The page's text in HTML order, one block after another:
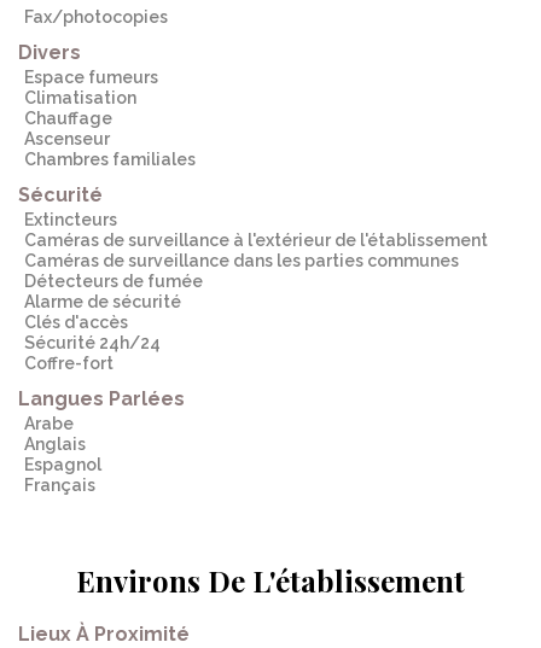
Fax/photocopies
Divers
Espace fumeurs
Climatisation
Chauffage
Ascenseur
Chambres familiales
Sécurité
Extincteurs
Caméras de surveillance à l'extérieur de l'établissement
Caméras de surveillance dans les parties communes
Détecteurs de fumée
Alarme de sécurité
Clés d'accès
Sécurité 24h/24
Coffre-fort
Langues Parlées
Arabe
Anglais
Espagnol
Français
Environs De L'établissement
Lieux À Proximité